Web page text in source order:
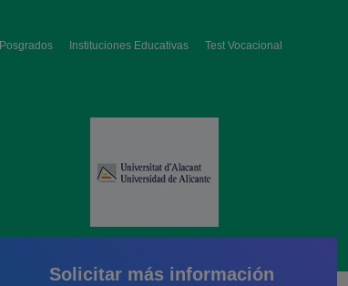
Posgrados Instituciones Educativas Test Vocacional
Solicitar más información